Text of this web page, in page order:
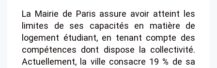
La Mairie de Paris assure avoir atteint les
limites de ses capacités en matière de
logement étudiant, en tenant compte des
compétences dont dispose la collectivité.
Actuellement, la ville consacre 19 % de sa